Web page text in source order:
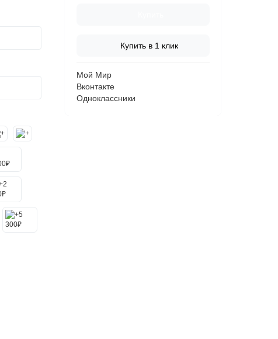
Купить в 1 клик
Мой Мир
Вконтакте
Одноклассники